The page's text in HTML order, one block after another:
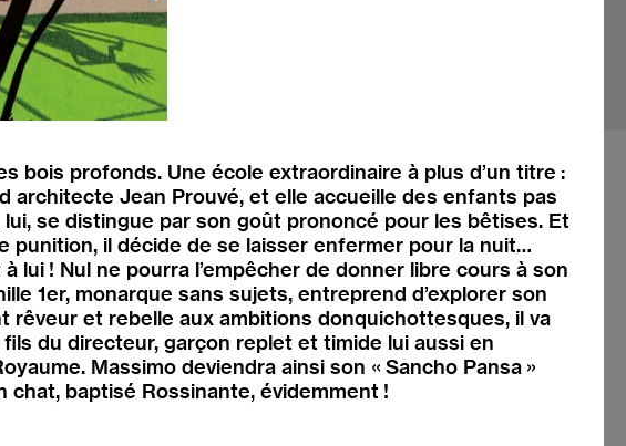
bois profonds. Une école extraordinaire à plus d’un titre :
architecte Jean Prouvé, et elle accueille des enfants pas
se distingue par son goût prononcé pour les bêtises. Et
punition, il décide de se laisser enfermer pour la nuit…
lui ! Nul ne pourra l’empêcher de donner libre cours à son
1er, monarque sans sujets, entreprend d’explorer son
rêveur et rebelle aux ambitions donquichottesques, il va
du directeur, garçon replet et timide lui aussi en
Massimo deviendra ainsi son « Sancho Pansa »
chat, baptisé Rossinante, évidemment !